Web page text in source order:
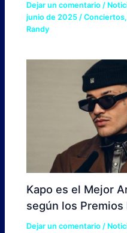
Dejar un comentario /
junio de 2025/Conciertos,
Randy
Kapo es el Mejor
según los
Dejar un comentario /